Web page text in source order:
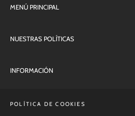
MENÚ PRINCIPAL
NUESTRAS POLÍTICAS
INFORMACIÓN
NEWSLETTER
POLÍTICA DE COOKIES